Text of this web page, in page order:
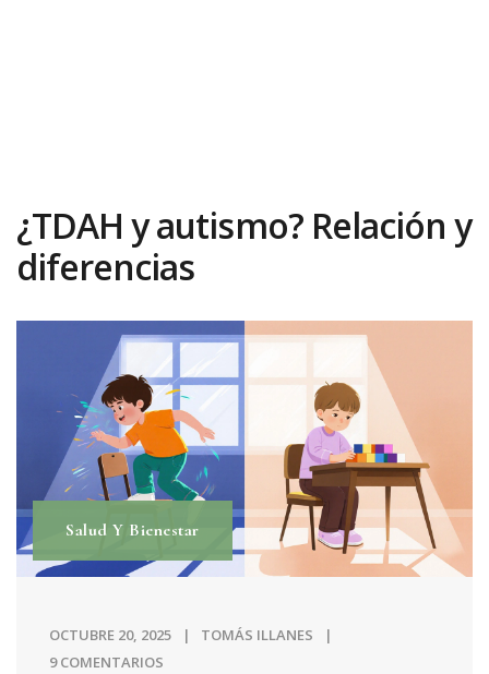
¿TDAH y autismo? Relación y
diferencias
Salud Y Bienestar
OCTUBRE 20, 2025
TOMÁS ILLANES
9 COMENTARIOS